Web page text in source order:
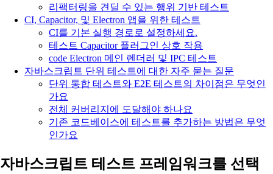
리팩터링을 견딜 수 있는 행위 기반 테스트
CI, Capacitor, 및 Electron 앱을 위한 테스트
CI를 기본 실행 경로로 설정하세요.
테스트 Capacitor 플러그인 상호 작용
code Electron 메인 렌더러 및 IPC 테스트
자바스크립트 단위 테스트에 대한 자주 묻는 질문
단위 통합 테스트와 E2E 테스트의 차이점은 무엇인
가요
전체 커버리지에 도달해야 하나요
기존 코드베이스에 테스트를 추가하는 방법은 무엇
인가요
자바스크립트 테스트 프레임워크를 선택